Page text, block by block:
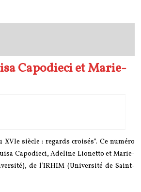
Capodieci et Marie-
siècle : regards croisés”. Ce numéro
Capodieci, Adeline Lionetto et Marie-
de l’IRHIM (Université de Saint-